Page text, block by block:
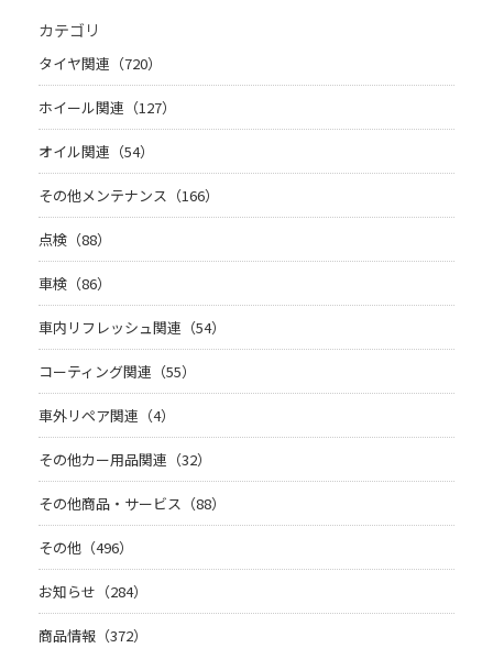
カテゴリ
タイヤ関連（720）
ホイール関連（127）
オイル関連（54）
その他メンテナンス（166）
点検（88）
車検（86）
車内リフレッシュ関連（54）
コーティング関連（55）
車外リペア関連（4）
その他カー用品関連（32）
その他商品・サービス（88）
その他（496）
お知らせ（284）
商品情報（372）